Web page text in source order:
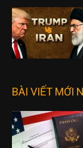
BÀI VIẾT MỚI